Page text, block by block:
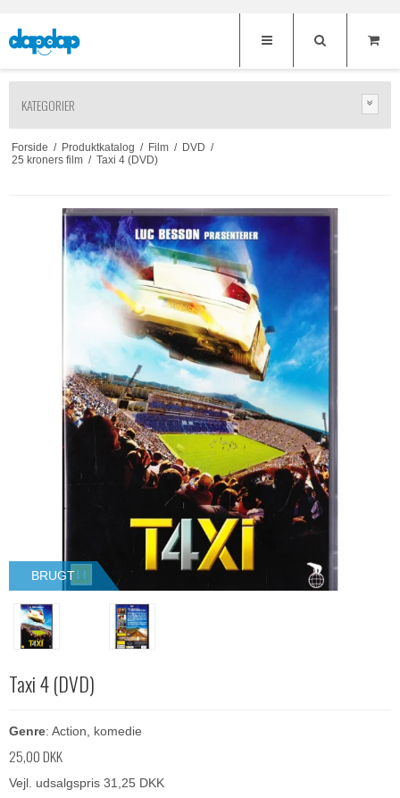
KATEGORIER
Forside / Produktkatalog / Film / DVD /
25 kroners film / Taxi 4 (DVD)
BRUGT
Taxi 4 (DVD)
Genre: Action, komedie
25,00 DKK
Vejl. udsalgspris 31,25 DKK